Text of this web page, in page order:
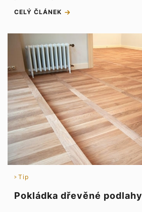
CELÝ ČLÁNEK
Tip
Pokládka dřevěné podlahy